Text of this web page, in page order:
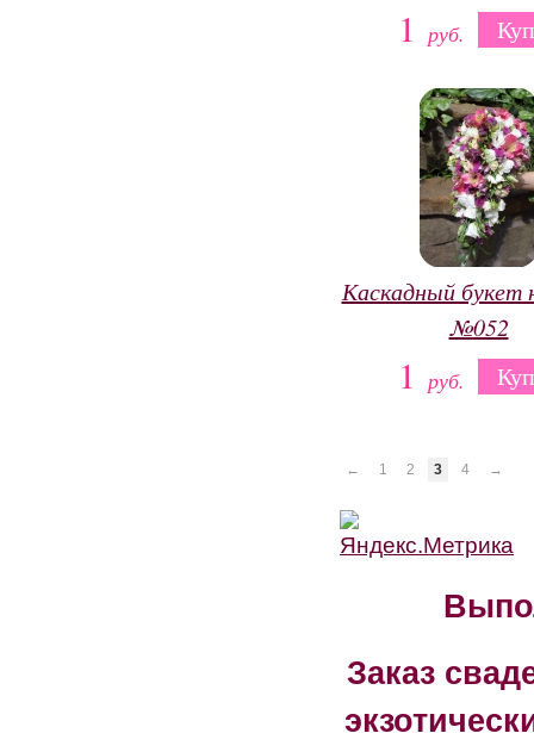
1 руб.
Каскадный букет
№052
1 руб.
← 1 2 3 4 →
Заказ